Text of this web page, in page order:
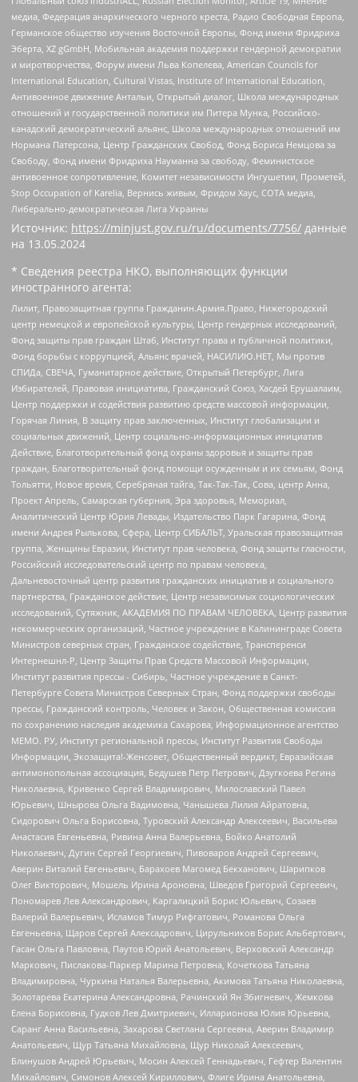
медиа, Федерация анархического черного креста, Радио Свободная Европа,
Германское общество изучения Восточной Европы, Фонд имени Фридриха
Эберта, XZ gGmbH, Мобильная академия поддержки гендерной демократии
и миротворчества, Форум имени Льва Копелева, American Councils for
International Education, Cultural Vistas, Institute of International Education,
Антивоенное движение Антальи, Открытый диалог, Школа международных
отношений и государственной политики им Питера Мунка, Российско-
канадский демократический альянс, Школа международных отношений им
Нормана Патерсона, Центр Гражданских Свобод, Фонд Бориса Немцова за
Свободу, Фонд имени Фридриха Науманна за свободу, Феминистское
антивоенное сопротивление, Комитет независимости Ингушетии, Прометей,
Stop Occupation of Karelia, Вернись живым, Фридом Хаус, СОТА медиа,
Либерально-демократическая Лига Украины
Источник: https://minjust.gov.ru/ru/documents/7756/ данные
на 13.05.2024
* Сведения реестра НКО, выполняющих функции
иностранного агента:
Лилит, Правозащитная группа Гражданин.Армия.Право, Нижегородский
центр немецкой и европейской культуры, Центр гендерных исследований,
Фонд защиты прав граждан Штаб, Институт права и публичной политики,
Фонд борьбы с коррупцией, Альянс врачей, НАСИЛИЮ.НЕТ, Мы против
СПИДа, СВЕЧА, Гуманитарное действие, Открытый Петербург, Лига
Избирателей, Правовая инициатива, Гражданский Союз, Хасдей Ерушалаим,
Центр поддержки и содействия развитию средств массовой информации,
Горячая Линия, В защиту прав заключенных, Институт глобализации и
социальных движений, Центр социально-информационных инициатив
Действие, Благотворительный фонд охраны здоровья и защиты прав
граждан, Благотворительный фонд помощи осужденным и их семьям, Фонд
Тольятти, Новое время, Серебряная тайга, Так-Так-Так, Сова, центр Анна,
Проект Апрель, Самарская губерния, Эра здоровья, Мемориал,
Аналитический Центр Юрия Левады, Издательство Парк Гагарина, Фонд
имени Андрея Рылькова, Сфера, Центр СИБАЛЬТ, Уральская правозащитная
группа, Женщины Евразии, Институт прав человека, Фонд защиты гласности,
Российский исследовательский центр по правам человека,
Дальневосточный центр развития гражданских инициатив и социального
партнерства, Гражданское действие, Центр независимых социологических
исследований, Сутяжник, АКАДЕМИЯ ПО ПРАВАМ ЧЕЛОВЕКА, Центр развития
некоммерческих организаций, Частное учреждение в Калининграде Совета
Министров северных стран, Гражданское содействие, Трансперенси
Интернешнл-Р, Центр Защиты Прав Средств Массовой Информации,
Институт развития прессы - Сибирь, Частное учреждение в Санкт-
Петербурге Совета Министров Северных Стран, Фонд поддержки свободы
прессы, Гражданский контроль, Человек и Закон, Общественная комиссия
по сохранению наследия академика Сахарова, Информационное агентство
МЕМО. РУ, Институт региональной прессы, Институт Развития Свободы
Информации, Экозащита!-Женсовет, Общественный вердикт, Евразийская
антимонопольная ассоциация, Бедушев Петр Петрович, Дзугкоева Регина
Николаевна, Кривенко Сергей Владимирович, Милославский Павел
Юрьевич, Шнырова Ольга Вадимовна, Чанышева Лилия Айратовна,
Сидорович Ольга Борисовна, Туровский Александр Алексеевич, Васильева
Анастасия Евгеньевна, Ривина Анна Валерьевна, Бойко Анатолий
Николаевич, Дугин Сергей Георгиевич, Пивоваров Андрей Сергеевич,
Аверин Виталий Евгеньевич, Барахоев Магомед Бекханович, Шарипков
Олег Викторович, Мошель Ирина Ароновна, Шведов Григорий Сергеевич,
Пономарев Лев Александрович, Каргалицкий Борис Юльевич, Созаев
Валерий Валерьевич, Исламов Тимур Рифгатович, Романова Ольга
Евгеньевна, Щаров Сергей Алексадрович, Цирульников Борис Альбертович,
Гасан Ольга Павловна, Паутов Юрий Анатольевич, Верховский Александр
Маркович, Пислакова-Паркер Марина Петровна, Кочеткова Татьяна
Владимировна, Чуркина Наталья Валерьевна, Акимова Татьяна Николаевна,
Золотарева Екатерина Александровна, Рачинский Ян Збигневич, Жемкова
Елена Борисовна, Гудков Лев Дмитриевич, Илларионова Юлия Юрьевна,
Саранг Анна Васильевна, Захарова Светлана Сергеевна, Аверин Владимир
Анатольевич, Щур Татьяна Михайловна, Щур Николай Алексеевич,
Блинушов Андрей Юрьевич, Мосин Алексей Геннадьевич, Гефтер Валентин
Михайлович, Симонов Алексей Кириллович, Флиге Ирина Анатольевна,